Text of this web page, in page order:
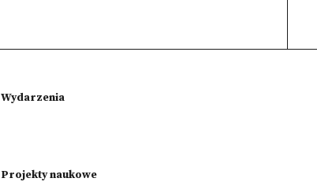
Wydarzenia
Projekty naukowe